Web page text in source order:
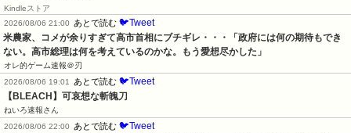
Kindleストア
2026/08/06 21:00
あとで読む 🐦Tweet
米農家、コメが余りすぎて高市首相にブチギレ・・・「政府には何の期待もでき
ない。高市総理は何を考えているのかな。もう愛想尽かした」
オレ的ゲーム速報＠刃
2026/08/06 19:01
あとで読む 🐦Tweet
【BLEACH】可哀想な斬魄刀
ねいろ速報さん
2026/08/06 22:00
あとで読む 🐦Tweet